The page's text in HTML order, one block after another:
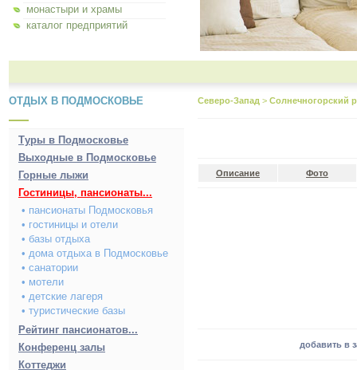
монастыри и храмы
каталог предприятий
ОТДЫХ В ПОДМОСКОВЬЕ
Туры в Подмосковье
Выходные в Подмосковье
Горные лыжи
Гостиницы, пансионаты...
• пансионаты Подмосковья
• гостиницы и отели
• базы отдыха
• дома отдыха в Подмосковье
• санатории
• мотели
• детские лагеря
• туристические базы
Рейтинг пансионатов...
Конференц залы
Коттеджи
Северо-Запад > Солнечногорский
Описание Фото
добавить в